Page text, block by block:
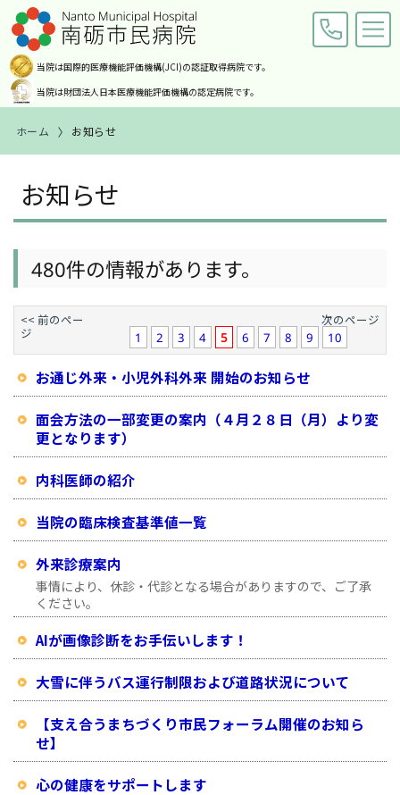
当院は国際的医療機能評価機構(JCI)の認証取得病院です。
当院は財団法人日本医療機能評価機構の認定病院です。
交通アクセス お問い合わせ
ホーム
職員募集
ホーム お知らせ
お知らせ
480件の情報があります。
<< 前のペー
ジ
次のページ
1
2 3 4 5 6 7 8 9 10
お通じ外来・小児外科外来 開始のお知らせ
面会方法の一部変更の案内（４月２８日（月）より変
更となります）
内科医師の紹介
当院の臨床検査基準値一覧
外来診療案内
事情により、休診・代診となる場合がありますので、ご了承
ください。
AIが画像診断をお手伝いします！
大雪に伴うバス運行制限および道路状況について
【支え合うまちづくり市民フォーラム開催のお知ら
せ】
心の健康をサポートします